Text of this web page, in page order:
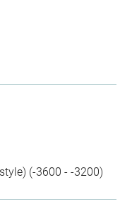
(-3600 - -3200)